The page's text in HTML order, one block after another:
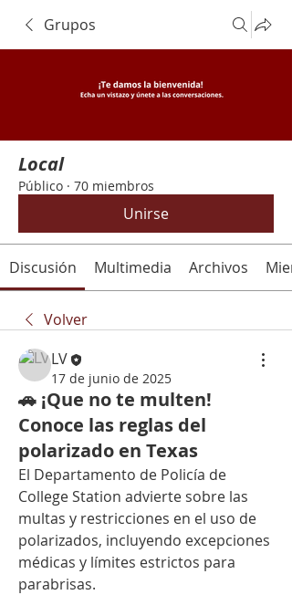
Grupos
Local
Público · 70 miembros
Unirse
Discusión Multimedia Archivos
Volver
LV
17 de junio de 2025
🚗 ¡Que no te multen!
Conoce las reglas del
polarizado en Texas
El Departamento de Policía de
College Station advierte sobre las
multas y restricciones en el uso de
polarizados, incluyendo excepciones
médicas y límites estrictos para
parabrisas.